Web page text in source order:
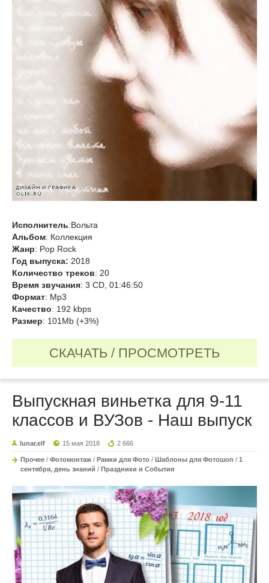
Исполнитель:Вольта
Альбом: Коллекция
Жанр: Pop Rock
Год выпуска: 2018
Количество треков: 20
Время звучания: 3 CD, 01:46:50
Формат: Mp3
Качество: 192 kbps
Размер: 101Mb (+3%)
СКАЧАТЬ / ПРОСМОТРЕТЬ
Выпускная виньетка для 9-11
классов и ВУЗов - Наш выпуск
lunar.elf 15 мая 2018 2 666
Прочее / Фотомонтаж / Рамки для Фото / Шаблоны для Фотошоп / 1
сентября, день знаний / Праздники и События